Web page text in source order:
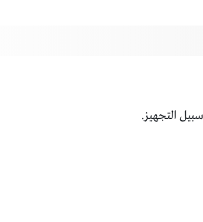
التجهيز.